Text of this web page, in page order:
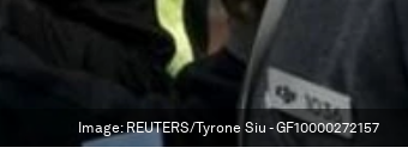
Image:REUTERS/Tyrone Siu - GF10000272157